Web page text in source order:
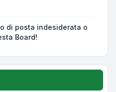
di posta indesiderata o
Board!